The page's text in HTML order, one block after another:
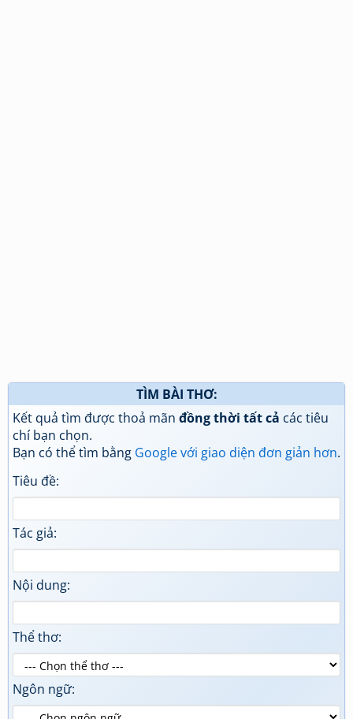
TÌM BÀI THƠ:
Kết quả tìm được thoả mãn đồng thời tất cả các tiêu
chí bạn chọn.
Bạn có thể tìm bằng Google với giao diện đơn giản hơn.
Tiêu đề:
Tác giả:
Nội dung:
Thể thơ:
Ngôn ngữ: